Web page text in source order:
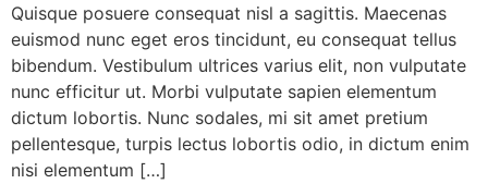
Quisque posuere consequat nisl a sagittis. Maecenas
euismod nunc eget eros tincidunt, eu consequat tellus
bibendum. Vestibulum ultrices varius elit, non vulputate
nunc efficitur ut. Morbi vulputate sapien elementum
dictum lobortis. Nunc sodales, mi sit amet pretium
pellentesque, turpis lectus lobortis odio, in dictum enim
nisi elementum […]